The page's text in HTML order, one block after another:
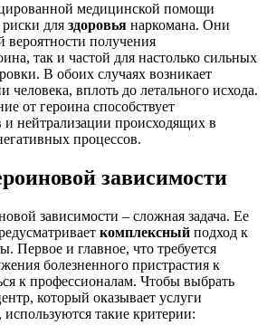
медицинской помощи
риски для здоровья наркомана. Они
вероятности получения
так и частой для настолько сильных
В обоих случаях возникает
человека, вплоть до летального исхода.
от героина способствует
нейтрализации происходящих в
процессов.
зависимости
зависимости – сложная задача. Ее
комплексный подход к
Первое и главное, что требуется
болезненного пристрастия к
к профессионалам. Чтобы выбрать
который оказывает услуги
такие критерии: